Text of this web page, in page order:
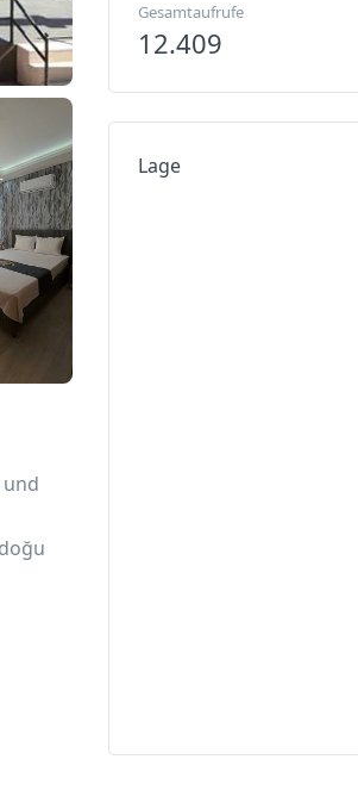
Gesamtaufrufe
12.409
Lage